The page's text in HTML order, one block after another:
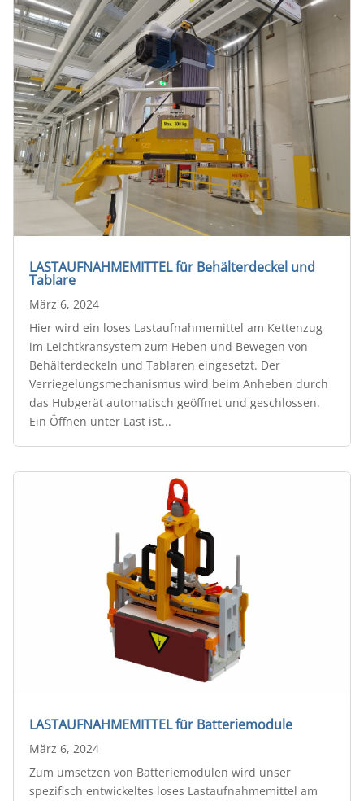
LASTAUFNAHMEMITTEL für Behälterdeckel und
Tablare
März 6, 2024
Hier wird ein loses Lastaufnahmemittel am Kettenzug
im Leichtkransystem zum Heben und Bewegen von
Behälterdeckeln und Tablaren eingesetzt. Der
Verriegelungsmechanismus wird beim Anheben durch
das Hubgerät automatisch geöffnet und geschlossen.
Ein Öffnen unter Last ist...
LASTAUFNAHMEMITTEL für Batteriemodule
März 6, 2024
Zum umsetzen von Batteriemodulen wird unser
spezifisch entwickeltes loses Lastaufnahmemittel am